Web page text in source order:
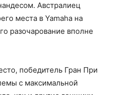
Австралиец
места в Yamaha на
разочарование вполне
победитель Гран При
с максимальной